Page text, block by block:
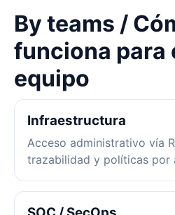
By teams /
funciona para
equipo
Infraestructura
Acceso administrativo vía
trazabilidad y políticas por